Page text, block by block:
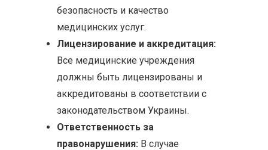
безопасность и качество
медицинских услуг.
Лицензирование и аккредитация:
Все медицинские учреждения
должны быть лицензированы и
аккредитованы в соответствии с
законодательством Украины.
Ответственность за
правонарушения: В случае